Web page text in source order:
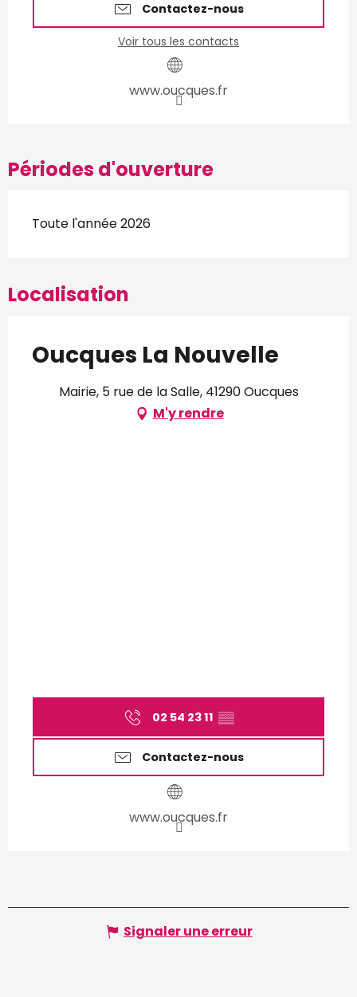
Contactez-nous
Voir tous les contacts
www.oucques.fr
Périodes d'ouverture
Toute l'année 2026
Localisation
Oucques La Nouvelle
Mairie, 5 rue de la Salle, 41290 Oucques
M'y rendre
02 54 23 11 ▒▒
Contactez-nous
www.oucques.fr
Signaler une erreur